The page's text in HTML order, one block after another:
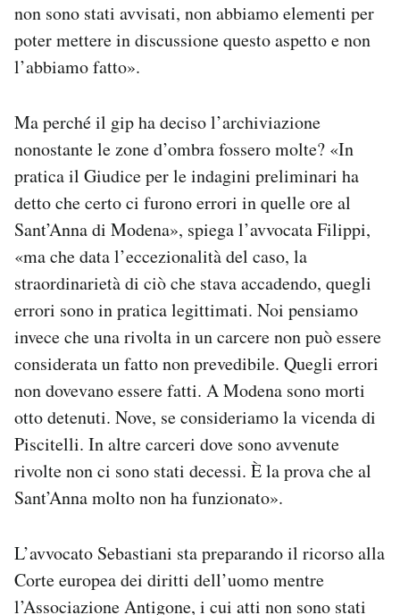
non sono stati avvisati, non abbiamo elementi per
poter mettere in discussione questo aspetto e non
l’abbiamo fatto».
Ma perché il gip ha deciso l’archiviazione
nonostante le zone d’ombra fossero molte? «In
pratica il Giudice per le indagini preliminari ha
detto che certo ci furono errori in quelle ore al
Sant’Anna di Modena», spiega l’avvocata Filippi,
«ma che data l’eccezionalità del caso, la
straordinarietà di ciò che stava accadendo, quegli
errori sono in pratica legittimati. Noi pensiamo
invece che una rivolta in un carcere non può essere
considerata un fatto non prevedibile. Quegli errori
non dovevano essere fatti. A Modena sono morti
otto detenuti. Nove, se consideriamo la vicenda di
Piscitelli. In altre carceri dove sono avvenute
rivolte non ci sono stati decessi. È la prova che al
Sant’Anna molto non ha funzionato».
L’avvocato Sebastiani sta preparando il ricorso alla
Corte europea dei diritti dell’uomo mentre
l’Associazione Antigone, i cui atti non sono stati